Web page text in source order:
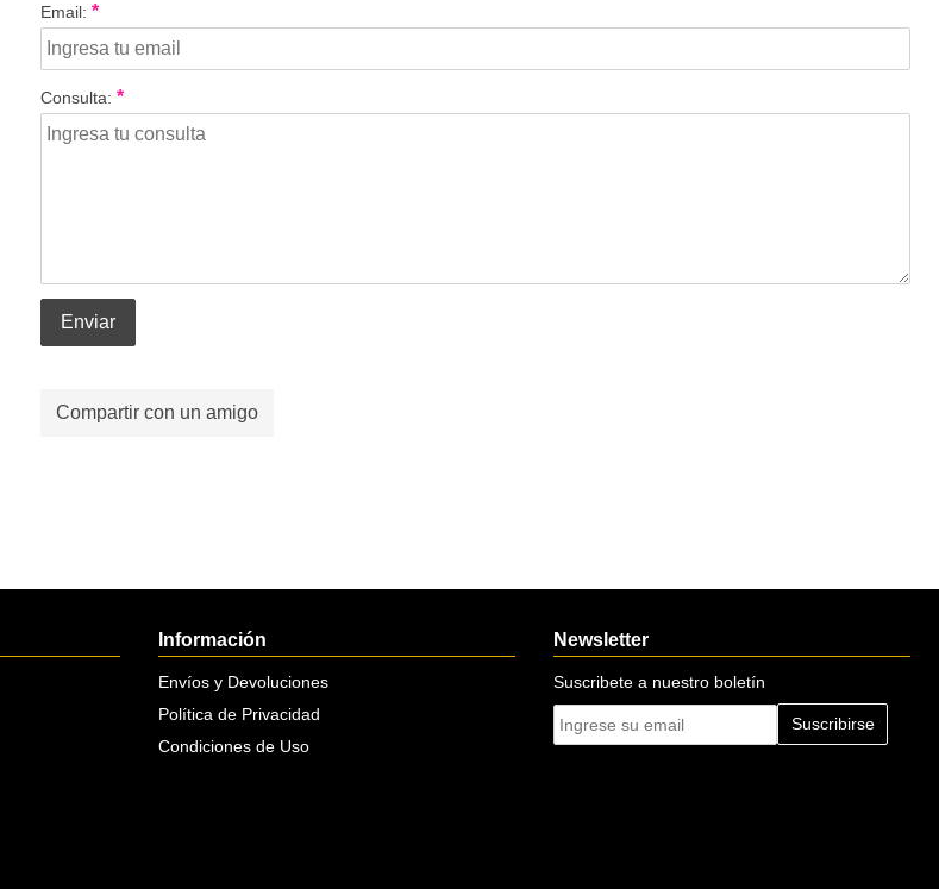
Email: *
Consulta: *
Enviar
Compartir con un amigo
Información
Envíos y Devoluciones
Política de Privacidad
Condiciones de Uso
Newsletter
Suscribete a nuestro boletín
Suscribirse